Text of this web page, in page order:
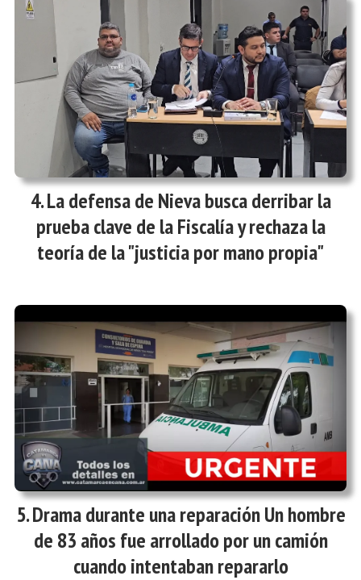
La defensa de Nieva busca derribar la
prueba clave de la Fiscalía y rechaza la
teoría de la "justicia por mano propia"
Drama durante una reparación Un hombre
de 83 años fue arrollado por un camión
cuando intentaban repararlo